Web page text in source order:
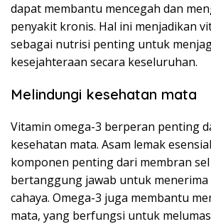
dapat membantu mencegah dan
penyakit kronis. Hal ini menjadikan
sebagai nutrisi penting untuk
kesejahteraan secara keseluruhan.
Melindungi kesehatan mata
Vitamin omega-3 berperan penting
kesehatan mata. Asam lemak
komponen penting dari membran
bertanggung jawab untuk menerima
cahaya. Omega-3 juga membantu
mata, yang berfungsi untuk